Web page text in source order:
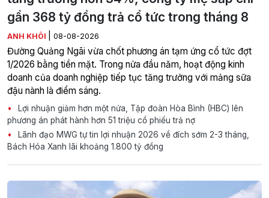
gần 368 tỷ đồng trả cổ tức trong tháng 8
ANH KHÔI 08-08-2026
Đường Quảng Ngãi vừa chốt phương án tạm ứng cổ tức đợt
1/2026 bằng tiền mặt. Trong nửa đầu năm, hoạt động kinh
doanh của doanh nghiệp tiếp tục tăng trưởng với mảng sữa
đậu nành là điểm sáng.
Lợi nhuận giảm hơn một nửa, Tập đoàn Hòa Bình (HBC) lên
phương án phát hành hơn 51 triệu cổ phiếu trả nợ
Lãnh đạo MWG tự tin lợi nhuận 2026 về đích sớm 2-3 tháng,
Bách Hóa Xanh lãi khoảng 1.800 tỷ đồng